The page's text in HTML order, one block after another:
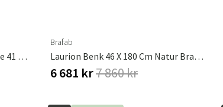
Doga Sittepute Karmstol Beige 41 X 43 X 5 Cm Brafab
Brafab
Laurion Benk 46 X 180 Cm Natur Brafab
6 681 kr7 860 kr